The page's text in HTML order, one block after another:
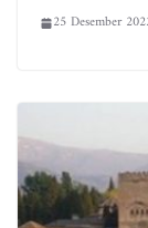
25 Desember